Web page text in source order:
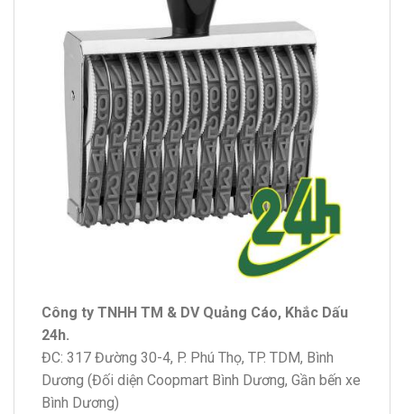
Công ty TNHH TM & DV Quảng Cáo, Khắc Dấu
24h.
ĐC: 317 Đường 30-4, P. Phú Thọ, TP. TDM, Bình
Dương (Đối diện Coopmart Bình Dương, Gần bến xe
Bình Dương)